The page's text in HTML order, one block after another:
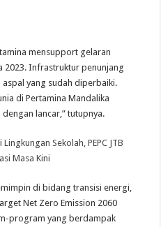
mensupport gelaran
2023. Infrastruktur penunjang
yang sudah diperbaiki.
di Pertamina Mandalika
lancar,” tutupnya.
Sekolah, PEPC JTB
Masa Kini
di bidang transisi energi,
Net Zero Emission 2060
program yang berdampak